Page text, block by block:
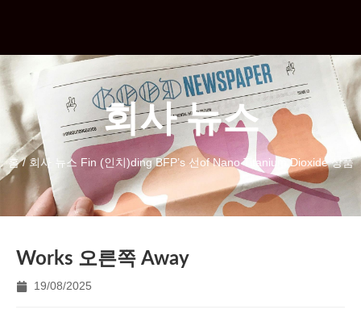
회사 뉴스
홈/ 회사 뉴스 Fin (인치)ding BFP’s 선of Nano Titanium Dioxide 상품
Works 오른쪽 Away
19/08/2025